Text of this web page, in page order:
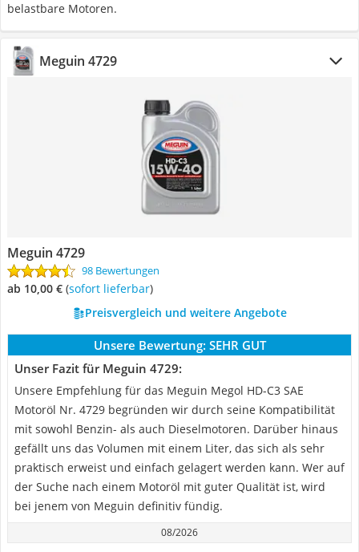
belastbare Motoren.
Meguin 4729
Meguin 4729
98 Bewertungen
ab 10,00 € ( Sofort lieferbar)
Preisvergleich und weitere Angebote
Unsere Bewertung: SEHR GUT
Unser Fazit für Meguin 4729:
Unsere Empfehlung für das Meguin Megol HD-C3 SAE
Motoröl Nr. 4729 begründen wir durch seine Kompatibilität
mit sowohl Benzin- als auch Dieselmotoren. Darüber hinaus
gefällt uns das Volumen mit einem Liter, das sich als sehr
praktisch erweist und einfach gelagert werden kann. Wer auf
der Suche nach einem Motoröl mit guter Qualität ist, wird
bei jenem von Meguin definitiv fündig.
08/2026